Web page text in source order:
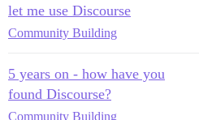
let me use Discourse
Community Building
5 years on - how have you
found Discourse?
Community Building